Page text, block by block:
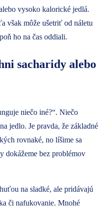
vysoko kalorické jedlá.
však môže ušetriť od náletu
ho na čas oddiali.
sacharidy alebo
niečo iné?“. Niečo
jedlo. Je pravda, že základné
rovnaké, no líšime sa
dokážeme bez problémov
na sladké, ale pridávajú
či nafukovanie. Mnohé